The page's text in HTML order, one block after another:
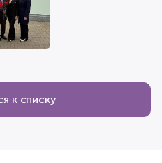
к списку